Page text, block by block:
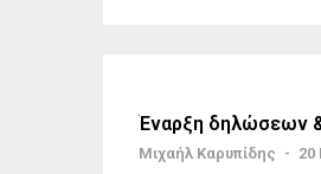
Έναρξη δηλώσεων
Μιχαήλ Καρυπίδης - 20